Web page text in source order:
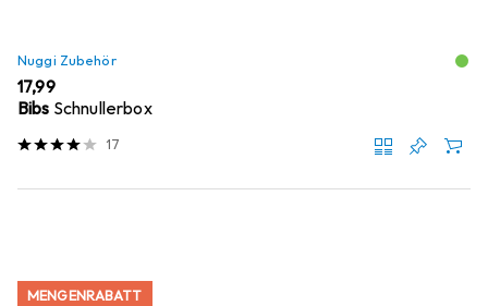
Nuggi Zubehör
EUR
17,99
Bibs Schnullerbox
17
MENGENRABATT